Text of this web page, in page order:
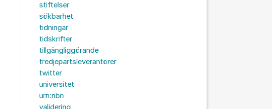
stiftelser
sökbarhet
tidningar
tidskrifter
tillgängliggörande
tredjepartsleverantörer
twitter
universitet
urn:nbn
validering